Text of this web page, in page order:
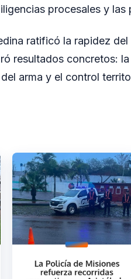
procesales y las
ratificó la rapidez
resultados concretos:
arma y el control